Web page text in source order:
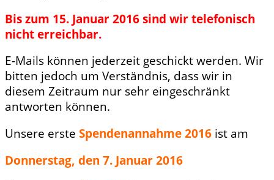
Bis zum 15. Januar 2016 sind wir telefonisch
nicht erreichbar.
E-Mails können jederzeit geschickt werden. Wir
bitten jedoch um Verständnis, dass wir in
diesem Zeitraum nur sehr eingeschränkt
antworten können.
Unsere erste Spendenannahme 2016 ist am
Donnerstag, den 7. Januar 2016